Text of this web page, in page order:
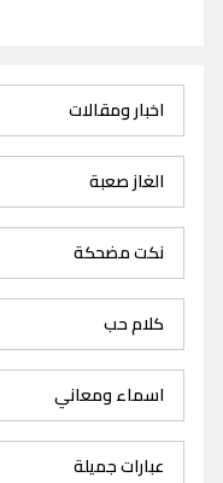
اخبار ومقالات
الغاز صعبة
نكت مضحكة
كلام حب
اسماء ومعاني
عبارات جميلة